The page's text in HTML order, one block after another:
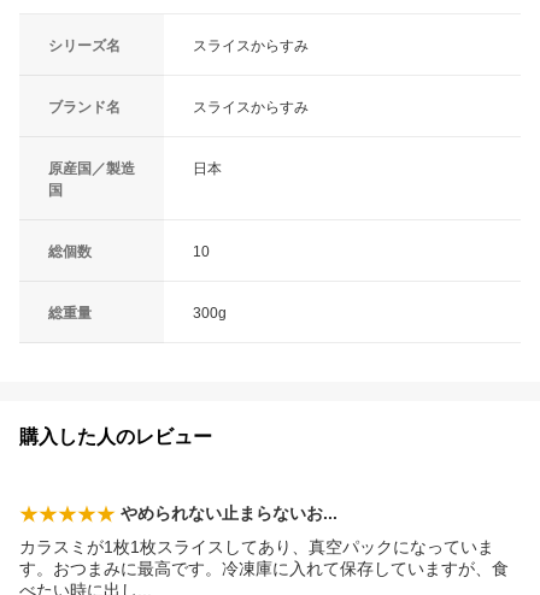
シリーズ名 スライスからすみ
ブランド名 スライスからすみ
原産国／製造
国
日本
総個数 10
総重量 300g
購入した人のレビュー
やめられない止まらないお
カラスミが1枚1枚スライスしてあり、真空パックになっていま
す。おつまみに最高です。冷凍庫に入れて保存していますが、食
べたい時に出 し